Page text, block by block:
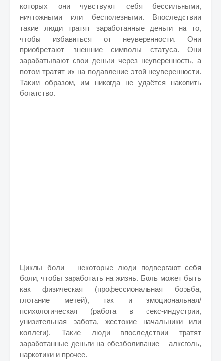
которых они чувствуют себя бессильными,
ничтожными или бесполезными. Впоследствии
такие люди тратят заработанные деньги на то,
чтобы избавиться от неуверенности. Они
приобретают внешние символы статуса. Они
зарабатывают свои деньги через неуверенность, а
потом тратят их на подавление этой неуверенности.
Таким образом, им никогда не удаётся накопить
богатство.
Циклы боли – некоторые люди подвергают себя
боли, чтобы заработать на жизнь. Боль может быть
как физическая (профессиональная борьба,
глотание мечей), так и эмоциональная/
психологическая (работа в секс-индустрии,
унизительная работа, жестокие начальники или
коллеги). Такие люди впоследствии тратят
заработанные деньги на обезболивание – алкоголь,
наркотики и прочее.